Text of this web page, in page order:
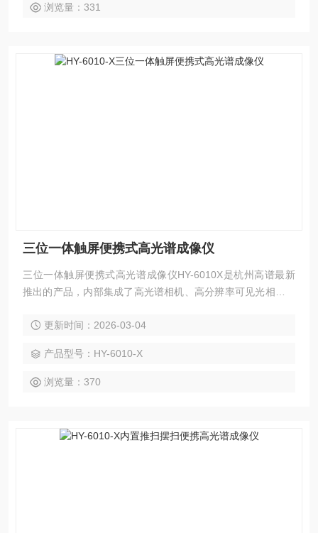
浏览量：331
三位一体触屏便携式高光谱成像仪
三位一体触屏便携式高光谱成像仪HY-6010X是杭州高谱最新
推出的产品，内部集成了高光谱相机、高分辨率可见光相机、
像的效果。采用现金的光学系统设计，搭配超宽画幅高光谱推
机，与高光谱图像视野重合，实现百分比配准。
更新时间：2026-03-04
产品型号：HY-6010-X
浏览量：370